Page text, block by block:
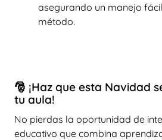
asegurando un manejo
método.
🎅 ¡Haz que esta Navidad
tu aula!
No pierdas la oportunidad de
educativo que combina